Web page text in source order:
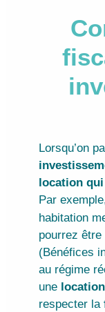
Lorsqu’on
location
Par
habitation
pourrez
(Bénéfices
au régime
une
respecter la